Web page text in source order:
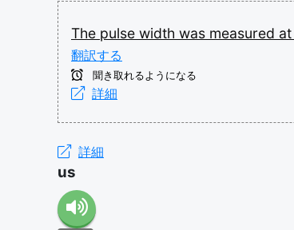
The pulse width was measured at
翻訳する
聞き取れるようになる
詳細
詳細
us